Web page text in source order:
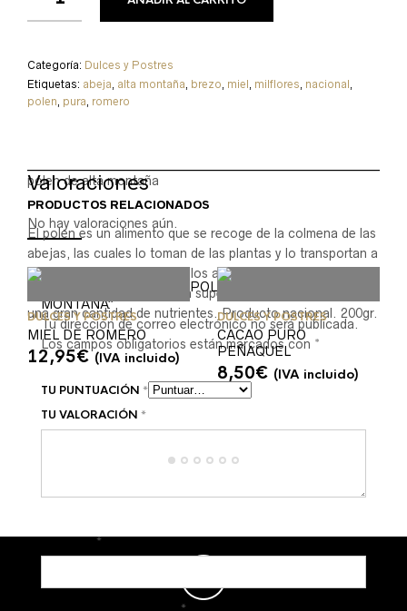
Categoría: Dulces y Postres
Etiquetas: abeja alta montaña brezo miel milflores nacional
polen
pura romero
polen de alta montaña
El polen es un alimento que se recoge de la colmena de las
abejas, las cuales lo toman de las plantas y lo transportan a
su panal, en forma de gránulos anaranjados que elaboran
ellas mismas. El polen es un superalimento que contiene
una gran cantidad de nutrientes. Producto nacional. 200gr.
Valoraciones
No hay valoraciones aún.
Sé el primero en valorar “POLEN DE ALTA
MONTAÑA”
Tu dirección de correo electrónico no será publicada.
Los campos obligatorios están marcados con *
TU PUNTUACIÓN *
TU VALORACIÓN *
NOMBRE*
PRODUCTOS RELACIONADOS
DULCES Y POSTRES
MIEL DE ROMERO
12,95€ (IVA incluido)
DULCES Y POSTRES
CACAO PURO
PEÑAQUEL
8,50€ (IVA incluido)